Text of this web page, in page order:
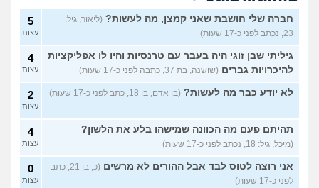
לעשות בקיץ בים או בריכה
(אנונימי, בן 13)
רופא שיניים נזף בי, דמעתי כל
הטיפול
(תות, בת 34)
6
עצות
עד כמה אני מבלבלת בנות
באופן הלבוש שלי והדיבור שלי,
צריכה עצה
(עדן, בת 24)
האם אימוני קליסטניקס באמת
טובים יותר?
(מתלבט, בן 32)
4
עצות
בת 16, והשיער שלי ממש נושר
ואני לא יודעת מה לעשות?
(אליאנה, בת 16)
עצות
חברה שלי חושבת שאני קמצן, מה לעשות? (ליאור, גיל:
23, נכתב לפני כ-17 שעות)
5
עצות
גיליתי שבן זוגי היה בעבר עם טרנסיות והיו לו אפליקציות
להיכרויות גברים (שושנה, בת 37, כתבה לפני כ-17 שעות)
4
עצות
לא יודע כבר מה לעשות? (בן אדם, בן 18, כתב לפני כ-17 שעות) 2
עצות
תהיתם פעם מה הכוונה שמישהו בלע את הלשון?
(מיכל, גיל: 18, נכתב לפני כ-17 שעות)
4
עצות
אני רוצה לטוס לבד אבל ההורים לא מרשים
(כ, בן 21, כתב
לפני כ-17 שעות)
0
עצות